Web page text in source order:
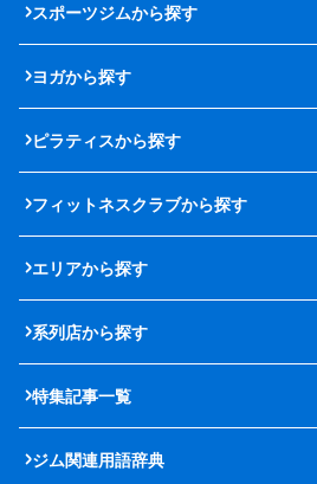
スポーツジムから探す
ヨガから探す
ピラティスから探す
フィットネスクラブから探す
エリアから探す
系列店から探す
特集記事一覧
ジム関連用語辞典